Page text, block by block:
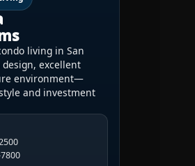
living in San
excellent
environment—
and investment